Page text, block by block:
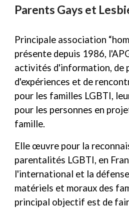
Parents Gays et
Principale association
présente depuis 1986,
activités d'information, de
d'expériences et de
pour les familles LGBTI,
pour les personnes en
famille.
Elle œuvre pour la
parentalités LGBTI, en
l'international et la
matériels et moraux des
principal objectif est de